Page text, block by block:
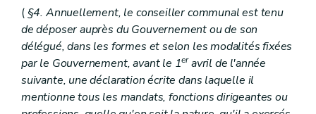
Titre IV La concertation
Chapitre unique
Art. L2141-1
Livre II
Les provinces
Titre premier Organisation des provinces
Chapitre premier Dispositions générales
Art. L2211-1
Chapitre II Organes provinciaux
( §4. Annuellement, le conseiller communal est tenu
de déposer auprès du Gouvernement ou de son
délégué, dans les formes et selon les modalités fixées
par le Gouvernement, avant le 1eravril de l'année
suivante, une déclaration écrite dans laquelle il
mentionne tous les mandats, fonctions dirigeantes ou